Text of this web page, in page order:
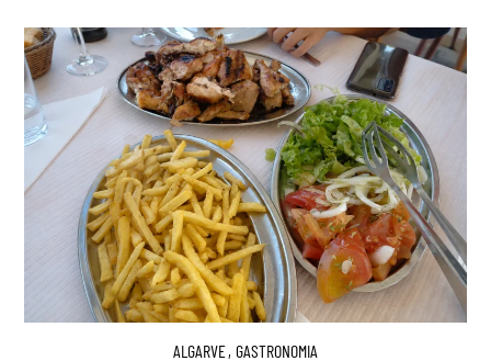
ALGARVE, GASTRONOMIA